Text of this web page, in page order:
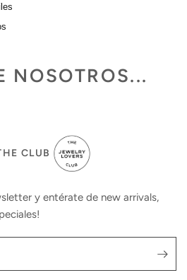
NOSOTROS...
CLUB
y entérate de new arrivals,